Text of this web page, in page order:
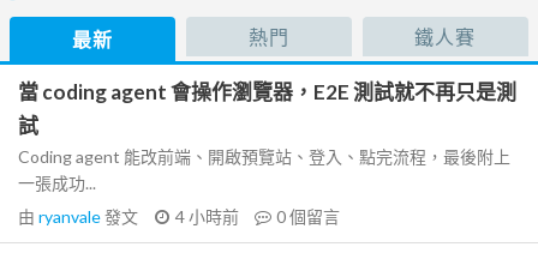
最新 熱門 鐵人賽
當 coding agent 會操作瀏覽器，E2E 測試就不再只是測
試
Coding agent 能改前端、開啟預覽站、登入、點完流程，最後附上
一張成功...
由 ryanvale發文 4 小時前 0個留言